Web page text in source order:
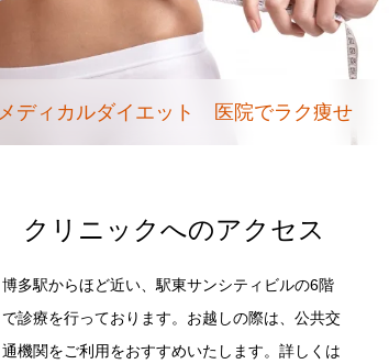
メディカルダイエット 医院でラク痩せ
クリニックへのアクセス
博多駅からほど近い、駅東サンシティビルの6階
で診療を行っております。お越しの際は、公共交
通機関をご利用をおすすめいたします。詳しくは